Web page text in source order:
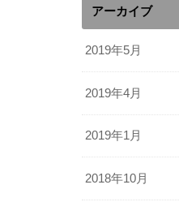
アーカイブ
2019年5月
2019年4月
2019年1月
2018年10月